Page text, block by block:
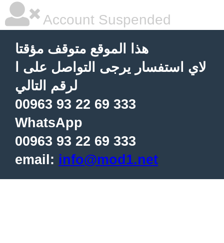
Account Suspended
هذا الموقع متوقف مؤقتا
لاي استفسار يرجى التواصل على ا
لرقم التالي
00963 93 22 69 333
WhatsApp
00963 93 22 69 333
email: info@mod1.net